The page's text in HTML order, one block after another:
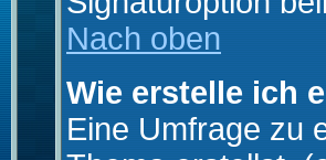
Nach oben
Wie erstelle ich
Eine Umfrage zu